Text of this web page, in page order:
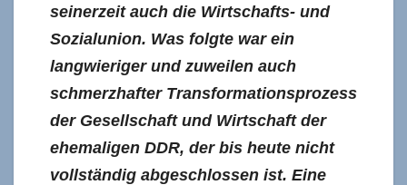
seinerzeit auch die Wirtschafts- und
Sozialunion. Was folgte war ein
langwieriger und zuweilen auch
schmerzhafter Transformationsprozess
der Gesellschaft und Wirtschaft der
ehemaligen DDR, der bis heute nicht
vollständig abgeschlossen ist. Eine